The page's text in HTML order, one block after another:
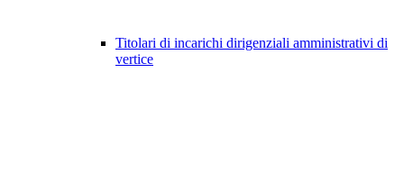
Titolari di incarichi dirigenziali amministrativi di
vertice